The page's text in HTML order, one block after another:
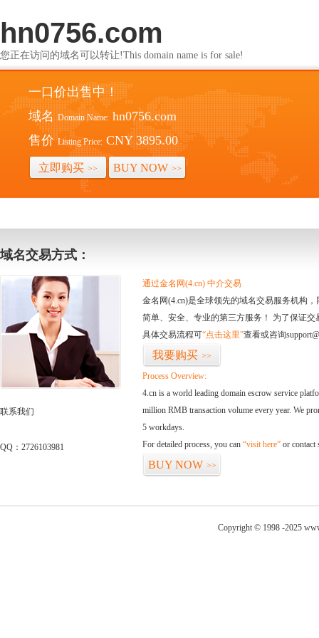
hn0756.com
您正在访问的域名可以转让!This domain name is for sale!
一口价出售中！
域名 Domain Name: hn0756.com
售价 Listing Price: CNY 3895.00
立即购买 >> BUY NOW >>
域名交易方式：
联系我们
QQ：2726103981
通过金名网(4.cn) 中介交易
金名网(4.cn)是全球领先的域名交易服务机构
简单、安全、专业的第三方服务！ 为了保证
具体交易流程可“点击这里”查看或咨询
我要购买 >>
Process Overview:
4.cn is a world leading domain escrow service
million RMB transaction volume every year. We
5 workdays.
For detailed process, you can “visit here” or contact
BUY NOW >>
Copyright © 1998 -2025